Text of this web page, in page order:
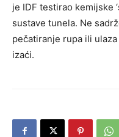
je IDF testirao kemijske
sustave tunela. Ne
pečatiranje rupa ili
izaći.